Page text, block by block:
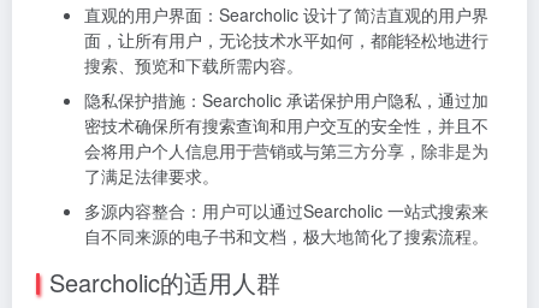
直观的用户界面：Searcholic 设计了简洁直观的用户界
面，让所有用户，无论技术水平如何，都能轻松地进行
搜索、预览和下载所需内容。
隐私保护措施：Searcholic 承诺保护用户隐私，通过加
密技术确保所有搜索查询和用户交互的安全性，并且不
会将用户个人信息用于营销或与第三方分享，除非是为
了满足法律要求。
多源内容整合：用户可以通过Searcholic 一站式搜索来
自不同来源的电子书和文档，极大地简化了搜索流程。
Searcholic的适用人群